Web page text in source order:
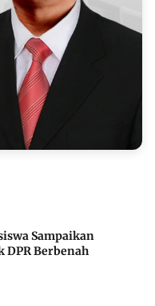
Sampaikan
DPR Berbenah